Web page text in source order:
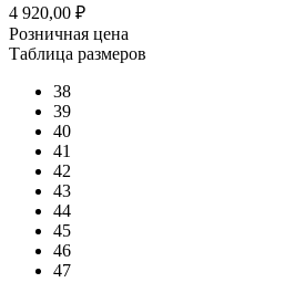
4 920,00 ₽
Розничная цена
Таблица размеров
38
39
40
41
42
43
44
45
46
47